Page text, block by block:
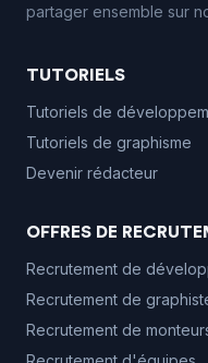
partager ensemble sur
TUTORIELS
Tutoriels de
Tutoriels de graphisme
Devenir rédacteur
OFFRES DE
Recrutement de
Recrutement de
Recrutement de